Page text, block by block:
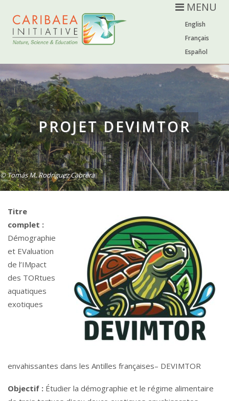
English
Français
Español
MENU
© Tomás M. Rodríguez Cabrera
PROJET DEVIMTOR
Titre
complet :
Démographie
et EValuation
de l’IMpact
des TORtues
aquatiques
exotiques
envahissantes dans les Antilles françaises– DEVIMTOR
Objectif : Étudier la démographie et le régime alimentaire